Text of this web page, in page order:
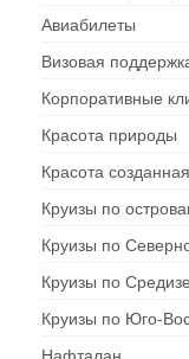
Авиабилеты
Визовая
Корпоративные
Красота природы
Красота
Круизы по
Круизы по
Круизы по
Круизы по Юго-
Нафталан